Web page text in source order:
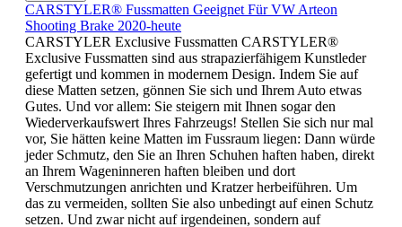
CARSTYLER® Fussmatten Geeignet Für VW Arteon
Shooting Brake 2020-heute
CARSTYLER Exclusive Fussmatten CARSTYLER®
Exclusive Fussmatten sind aus strapazierfähigem Kunstleder
gefertigt und kommen in modernem Design. Indem Sie auf
diese Matten setzen, gönnen Sie sich und Ihrem Auto etwas
Gutes. Und vor allem: Sie steigern mit Ihnen sogar den
Wiederverkaufswert Ihres Fahrzeugs! Stellen Sie sich nur mal
vor, Sie hätten keine Matten im Fussraum liegen: Dann würde
jeder Schmutz, den Sie an Ihren Schuhen haften haben, direkt
an Ihrem Wageninneren haften bleiben und dort
Verschmutzungen anrichten und Kratzer herbeiführen. Um
das zu vermeiden, sollten Sie also unbedingt auf einen Schutz
setzen. Und zwar nicht auf irgendeinen, sondern auf